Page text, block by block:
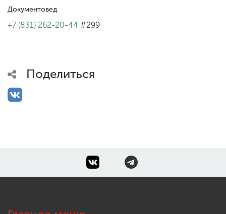
Документовед
+7 (831) 262-20-44 #299
Поделиться